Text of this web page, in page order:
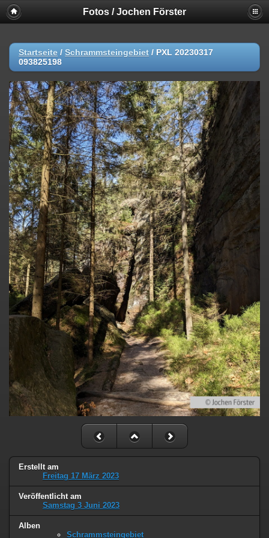
Fotos / Jochen Förster
Startseite / Schrammsteingebiet / PXL 20230317
093825198
Erstellt am
Freitag 17 März 2023
Veröffentlicht am
Samstag 3 Juni 2023
Alben
Schrammsteingebiet